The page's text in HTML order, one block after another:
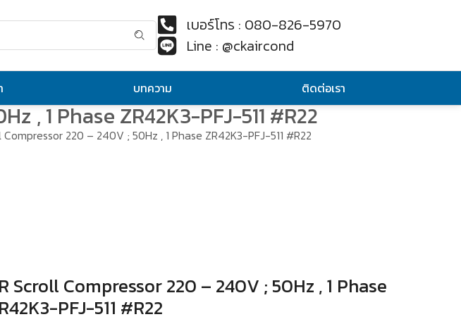
เบอร์โทร : 080-826-5970
Line : @ckaircond
บทความ ติดต่อเรา
, 1 Phase ZR42K3-PFJ-511 #R22
220 – 240V ; 50Hz , 1 Phase ZR42K3-PFJ-511 #R22
Scroll Compressor 220 – 240V ; 50Hz , 1 Phase
PFJ-511 #R22